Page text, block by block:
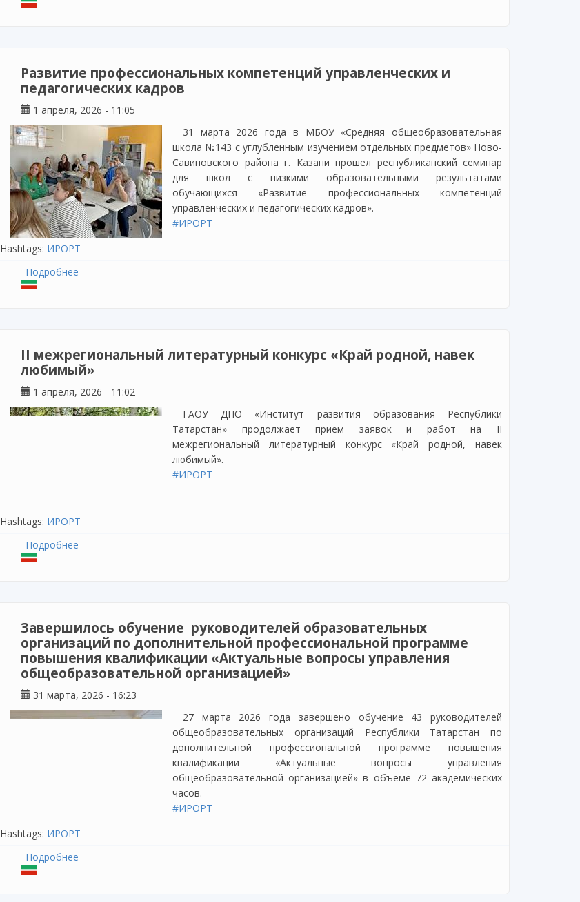
Развитие профессиональных компетенций управленческих и
педагогических кадров
1 апреля, 2026 - 11:05
31 марта 2026 года в МБОУ «Средняя общеобразовательная
школа №143 с углубленным изучением отдельных предметов» Ново-
Савиновского района г. Казани прошел республиканский семинар
для школ с низкими образовательными результатами
обучающихся «Развитие профессиональных компетенций
управленческих и педагогических кадров».
#ИРОРТ
Hashtags: ИРОРТ
Подробнее
II межрегиональный литературный конкурс «Край родной, навек
любимый»
1 апреля, 2026 - 11:02
ГАОУ ДПО «Институт развития образования Республики
Татарстан» продолжает прием заявок и работ на II
межрегиональный литературный конкурс «Край родной, навек
любимый».
#ИРОРТ
Hashtags: ИРОРТ
Подробнее
Завершилось обучение руководителей образовательных
организаций по дополнительной профессиональной программе
повышения квалификации «Актуальные вопросы управления
общеобразовательной организацией»
31 марта, 2026 - 16:23
27 марта 2026 года завершено обучение 43 руководителей
общеобразовательных организаций Республики Татарстан по
дополнительной профессиональной программе повышения
квалификации «Актуальные вопросы управления
общеобразовательной организацией» в объеме 72 академических
часов.
#ИРОРТ
Hashtags: ИРОРТ
Подробнее